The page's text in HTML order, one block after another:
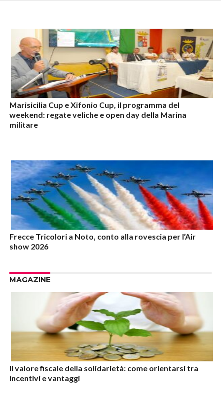
Marisicilia Cup e Xifonio Cup, il programma del
weekend: regate veliche e open day della Marina
militare
Frecce Tricolori a Noto, conto alla rovescia per l’Air
show 2026
MAGAZINE
Il valore fiscale della solidarietà: come orientarsi tra
incentivi e vantaggi